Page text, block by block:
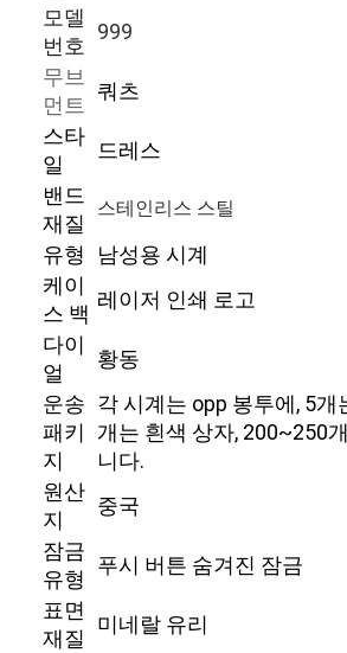
모델
번호
999
무브
먼트
쿼츠
스타
일
드레스
밴드
재질
스테인리스 스틸
유형
남성용 시계
케이
스 백
레이저 인쇄 로고
다이
얼
황동
운송
패키
지
각 시계는 opp 봉투에, 5개
개는 흰색 상자, 200~250
니다.
원산
지
중국
잠금
유형
푸시 버튼 숨겨진 잠금
표면
재질
미네랄 유리